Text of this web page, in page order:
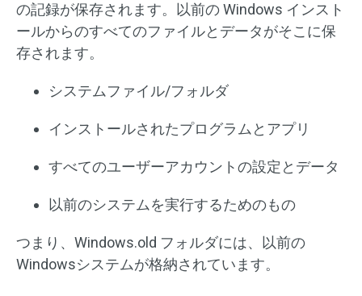
の記録が保存されます。以前の Windows インスト
ールからのすべてのファイルとデータがそこに保
存されます。
システムファイル/フォルダ
インストールされたプログラムとアプリ
すべてのユーザーアカウントの設定とデータ
以前のシステムを実行するためのもの
つまり、Windows.old フォルダには、以前の
Windowsシステムが格納されています。